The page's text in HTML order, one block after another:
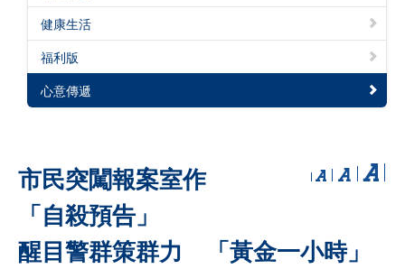
健康生活
福利版
心意傳遞
市民突闖報案室作
「自殺預告」
醒目警群策群力 「黃金一小時」